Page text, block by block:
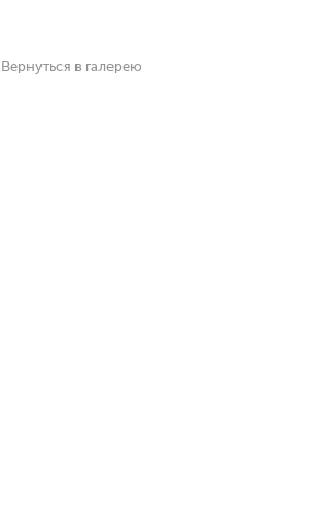
Вернуться в галерею